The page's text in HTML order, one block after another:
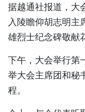
据越通社报道，大
入陵瞻仰胡志明主
雄烈士纪念碑敬献
下午，大会举行第
举大会主席团和秘
程。